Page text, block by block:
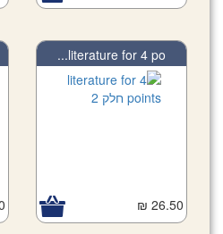
literature for 4 po...
26.50 ₪